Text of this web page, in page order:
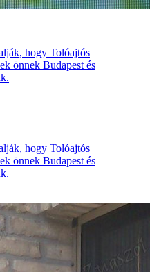
hogy Tolóajtós
önnek Budapest és
hogy Tolóajtós
önnek Budapest és